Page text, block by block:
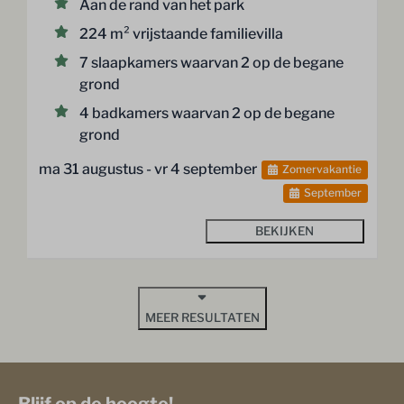
Aan de rand van het park
224 m² vrijstaande familievilla
7 slaapkamers waarvan 2 op de begane
grond
4 badkamers waarvan 2 op de begane
grond
ma 31 augustus - vr 4 september
Zomervakantie
September
BEKIJKEN
MEER RESULTATEN